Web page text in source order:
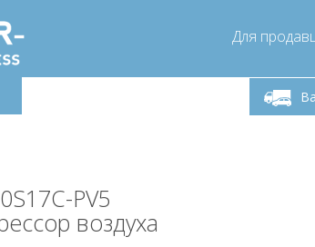
Для
Понедельник-пятница 9:00
PV5
воздуха